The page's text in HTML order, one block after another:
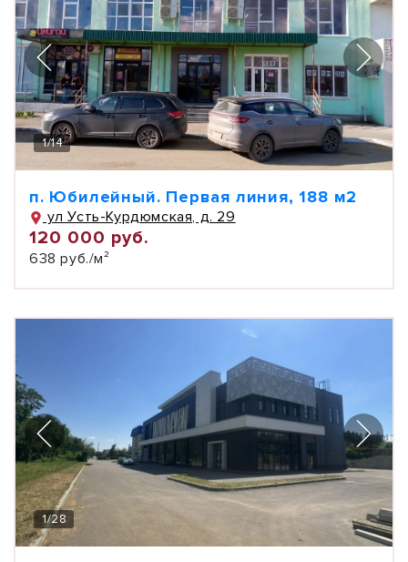
1/14
п. Юбилейный. Первая линия, 188 м2
ул Усть-Курдюмская, д. 29
120 000 руб.
638 руб./м²
1/28